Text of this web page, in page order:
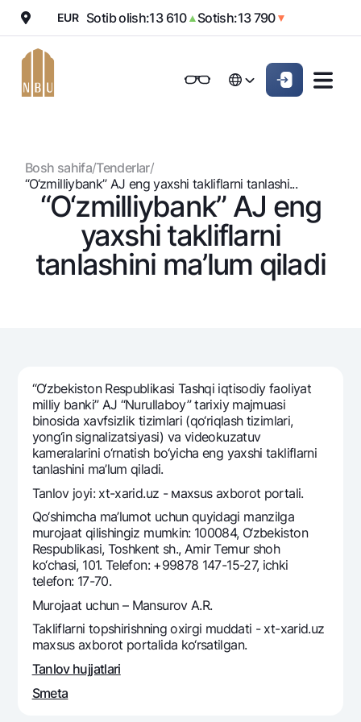
Shaxsiy kabinet
Jismoniy shaxslarga
Kreditlar
Avtokredit
Omonatlar
Hamma uchun
Hamma uchun USD uchun
Talab qilib olinguncha USD
Oltin omonat
NBU’dan oltin quymalar
Kumush omonat
UzCard/HUMO
Visa
Visa FIFA
Mastercard
Garmin pay
Eskrou hisobvarag‘i
Tariflar
Aksiyalar
Milliy mobil ilovasi
Ko'p beriladigan savollar
Sayt bo‘yicha qidiring
Qidirish
Foydali havolalar
Ko'p beriladigan savollar
EUR Sotib olish:13 610▲Sotish:13 790▼
Ovozni yoqishShaxsiy kabinet
Bosh sahifa/Tenderlar/
“O‘zmilliybank” AJ eng yaxshi takliflarni tanlashi...
“O‘zmilliybank” AJ eng
yaxshi takliflarni
tanlashini ma’lum qiladi
“O‘zbekiston Respublikasi Tashqi iqtisodiy faoliyat
milliy banki” AJ “Nurullaboy” tarixiy majmuasi
binosida xavfsizlik tizimlari (qo‘riqlash tizimlari,
yong‘in signalizatsiyasi) va videokuzatuv
kameralarini o‘rnatish bo‘yicha eng yaxshi takliflarni
tanlashini ma’lum qiladi.
Tanlov joyi: xt-xarid.uz - мaxsus axborot portali.
Qo‘shimcha ma’lumot uchun quyidagi manzilga
murojaat qilishingiz mumkin: 100084, O‘zbekiston
Respublikasi, Toshkent sh., Amir Temur shoh
ko‘chasi, 101. Telefon: +99878 147-15-27, ichki
telefon: 17-70.
Murojaat uchun – Mansurov A.R.
Takliflarni topshirishning oxirgi muddati - xt-xarid.uz
maxsus axborot portalida ko‘rsatilgan.
Tanlov hujjatlari
Smeta